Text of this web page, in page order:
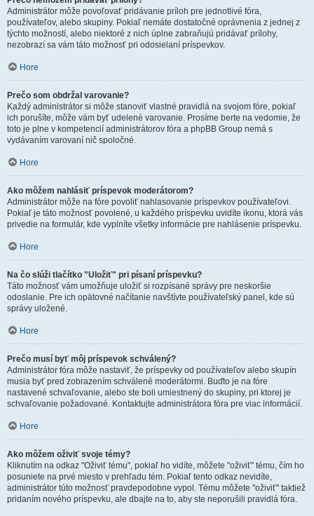
Administrátor môže povoľovať pridávanie príloh pre jednotlivé fóra,
používateľov, alebo skupiny. Pokiaľ nemáte dostatočné oprávnenia z jednej z
týchto možností, alebo niektoré z nich úplne zabraňujú pridávať prílohy,
nezobrazí sa vám táto možnosť pri odosielaní príspevkov.
Hore
Prečo som obdržal varovanie?
Každý administrátor si môže stanoviť vlastné pravidlá na svojom fóre, pokiaľ
ich porušíte, môže vám byť udelené varovanie. Prosíme berte na vedomie, že
toto je plne v kompetencií administrátorov fóra a phpBB Group nemá s
vydávaním varovaní nič spoločné.
Hore
Ako môžem nahlásiť príspevok moderátorom?
Administrátor môže na fóre povoliť nahlasovanie príspevkov používateľovi.
Pokiaľ je táto možnosť povolené, u každého príspevku uvidíte ikonu, ktorá vás
privedie na formulár, kde vyplníte všetky informácie pre nahlásenie príspevku.
Hore
Na čo slúži tlačítko "Uložiť" pri písaní príspevku?
Táto možnosť vám umožňuje uložiť si rozpísané správy pre neskoršie
odoslanie. Pre ich opätovné načítanie navštívte používateľský panel, kde sú
správy uložené.
Hore
Prečo musí byť môj príspevok schválený?
Administrátor fóra môže nastaviť, že príspevky od používateľov alebo skupín
musia byť pred zobrazením schválené moderátormi. Buďto je na fóre
nastavené schvaľovanie, alebo ste boli umiestnený do skupiny, pri ktorej je
schvaľovanie požadované. Kontaktujte administrátora fóra pre viac informácií.
Hore
Ako môžem oživiť svoje témy?
Kliknutím na odkaz "Oživiť tému", pokiaľ ho vidíte, môžete "oživiť" tému, čím ho
posuniete na prvé miesto v prehľadu tém. Pokiaľ tento odkaz nevidíte,
administrátor túto možnosť pravdepodobne vypol. Tému môžete "oživiť" taktiež
pridaním nového príspevku, ale dbajte na to, aby ste neporušili pravidlá fóra.